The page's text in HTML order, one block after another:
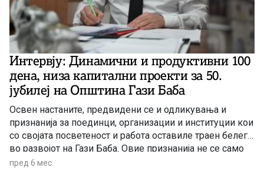
Интервју: Динамични и продуктивни 100
дена, низа капитални проекти за 50.
јубилеј на Општина Гази Баба
Освен настаните, предвидени се и одликувања и
признанија за поединци, организации и институции кои
со својата посветеност и работа оставиле траен белег
во развојот на Гази Баба. Овие признанија не се само
симболични, туку се потсетник за тоа дека заедничката
пред 6 мес.